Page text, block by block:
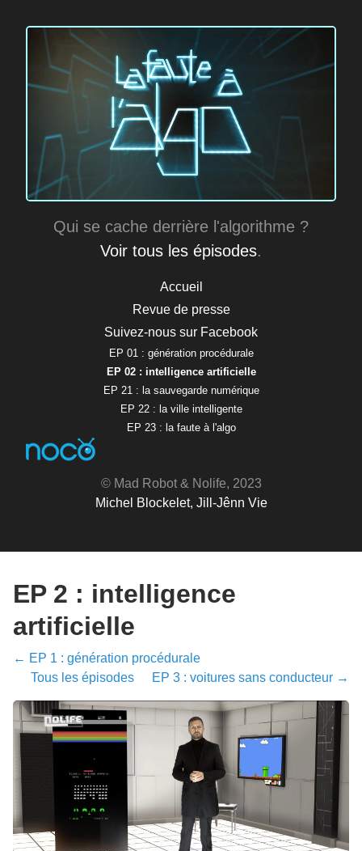
Qui se cache derrière l'algorithme ?
Voir tous les épisodes.
Accueil
Revue de presse
Suivez-nous sur Facebook
EP 01 : génération procédurale
EP 02 : intelligence artificielle
EP 21 : la sauvegarde numérique
EP 22 : la ville intelligente
EP 23 : la faute à l'algo
© Mad Robot & Nolife, 2023
Michel Blockelet, Jill-Jênn Vie
EP 2 : intelligence
artificielle
← EP 1 : génération procédurale
EP 3 : voitures sans conducteur →
Tous les épisodes